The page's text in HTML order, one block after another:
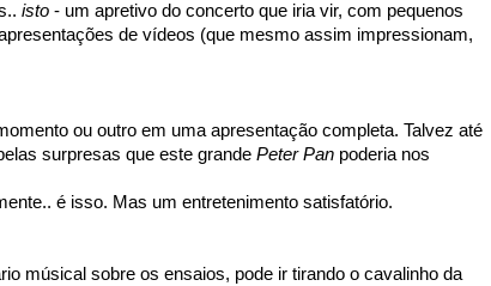
isto - um apretivo do concerto que iria vir, com pequenos
de vídeos (que mesmo assim impressionam,
ou outro em uma apresentação completa. Talvez até
surpresas que este grande Peter Pan poderia nos
é isso. Mas um entretenimento satisfatório.
músical sobre os ensaios, pode ir tirando o cavalinho da